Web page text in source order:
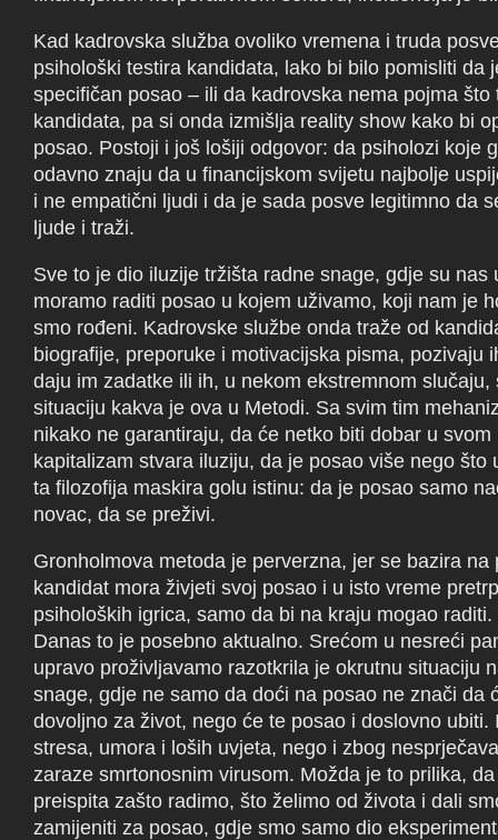
Kad kadrovska služba ovoliko vremena i truda
psihološki testira kandidata, lako bi bilo pomisliti da
specifičan posao – ili da kadrovska nema pojma što
kandidata, pa si onda izmišlja reality show kako bi
posao. Postoji i još lošiji odgovor: da psiholozi koje
odavno znaju da u financijskom svijetu najbolje
i ne empatični ljudi i da je sada posve legitimno da
ljude i traži.
Sve to je dio iluzije tržišta radne snage, gdje su nas
moramo raditi posao u kojem uživamo, koji nam je
smo rođeni. Kadrovske službe onda traže od
biografije, preporuke i motivacijska pisma, pozivaju
daju im zadatke ili ih, u nekom ekstremnom slučaju,
situaciju kakva je ova u Metodi. Sa svim tim
nikako ne garantiraju, da će netko biti dobar u svom
kapitalizam stvara iluziju, da je posao više nego što
ta filozofija maskira golu istinu: da je posao samo
novac, da se preživi.
Gronholmova metoda je perverzna, jer se bazira na
kandidat mora živjeti svoj posao i u isto vreme
psiholoških igrica, samo da bi na kraju mogao raditi.
Danas to je posebno aktualno. Srećom u nesreći
upravo proživljavamo razotkrila je okrutnu situaciju
snage, gdje ne samo da doći na posao ne znači da
dovoljno za život, nego će te posao i doslovno ubiti.
stresa, umora i loših uvjeta, nego i zbog
zaraze smrtonosnim virusom. Možda je to prilika,
preispita zašto radimo, što želimo od života i dali
zamijeniti za posao, gdje smo samo dio